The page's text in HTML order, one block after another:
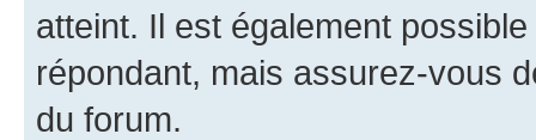
atteint. Il est également
répondant, mais assurez-vous
du forum.